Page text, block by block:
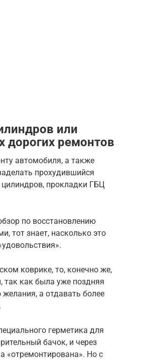
или
дорогих ремонтов
автомобиля, а также
прохудившийся
цилиндров, прокладки ГБЦ
по восстановлению
тот знает, насколько это
коврике, то, конечно же,
так как была уже поздняя
а отдавать более
герметика для
бачок, и через
«отремонтирована». Но с